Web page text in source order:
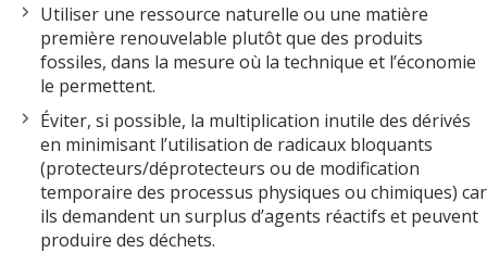
Utiliser une ressource naturelle ou une matière
première renouvelable plutôt que des produits
fossiles, dans la mesure où la technique et l’économie
le permettent.
Éviter, si possible, la multiplication inutile des dérivés
en minimisant l’utilisation de radicaux bloquants
(protecteurs/déprotecteurs ou de modification
temporaire des processus physiques ou chimiques) car
ils demandent un surplus d’agents réactifs et peuvent
produire des déchets.